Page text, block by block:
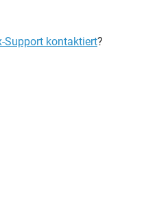
Support kontaktiert?